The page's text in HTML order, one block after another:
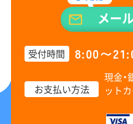
メー
受付時間 8:00〜
お支払い方法
現金・
ット